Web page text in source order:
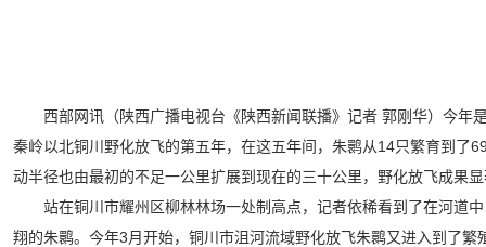
西部网讯（陕西广播电视台《陕西新闻联播》记者 郭刚华）今年
秦岭以北铜川野化放飞的第五年，在这五年间，朱鹮从14只繁育到了
动半径也由最初的不足一公里扩展到现在的三十公里，野化放飞成果
站在铜川市耀州区柳林林场一处制高点，记者依稀看到了在河道中
翔的朱鹮。今年3月开始，铜川市沮河流域野化放飞朱鹮又进入到了繁